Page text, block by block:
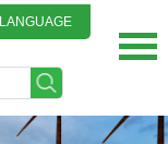
LANGUAGE
DEUTSCH
ITALIANO